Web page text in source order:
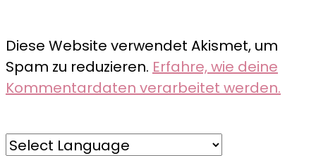
Diese Website verwendet Akismet, um
Spam zu reduzieren. Erfahre, wie deine
Kommentardaten verarbeitet werden.